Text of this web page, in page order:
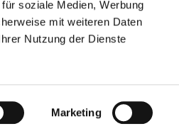
soziale Medien, Werbung
mit weiteren Daten
Nutzung der Dienste
Marketing